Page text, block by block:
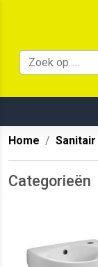
Home Sanitair
Categorieën